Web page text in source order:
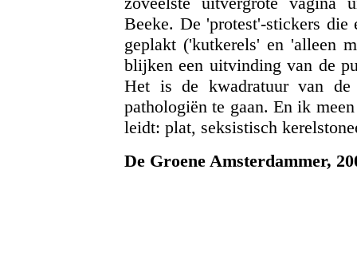
Beeke. De 'protest'-stickers
geplakt ('kutkerels' en 'alleen
blijken een uitvinding van de
Het is de kwadratuur van de
pathologiën te gaan. En ik
leidt: plat, seksistisch
De Groene Amsterdammer,